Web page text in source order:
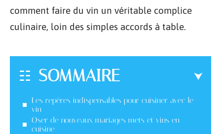
comment faire du vin un véritable complice
culinaire, loin des simples accords à table.
SOMMAIRE
Les repères indispensables pour cuisiner avec le
vin
Oser de nouveaux mariages mets et vins en
cuisine